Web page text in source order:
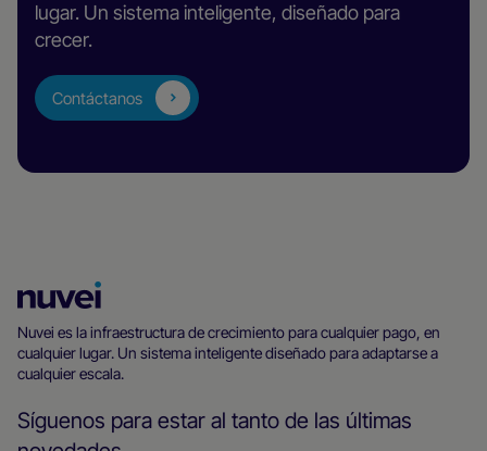
lugar. Un sistema inteligente, diseñado para
crecer.
Contáctanos
principal
de
Nuvei
Nuvei es la infraestructura de crecimiento para cualquier pago, en
cualquier lugar. Un sistema inteligente diseñado para adaptarse a
cualquier escala.
Síguenos para estar al tanto de las últimas